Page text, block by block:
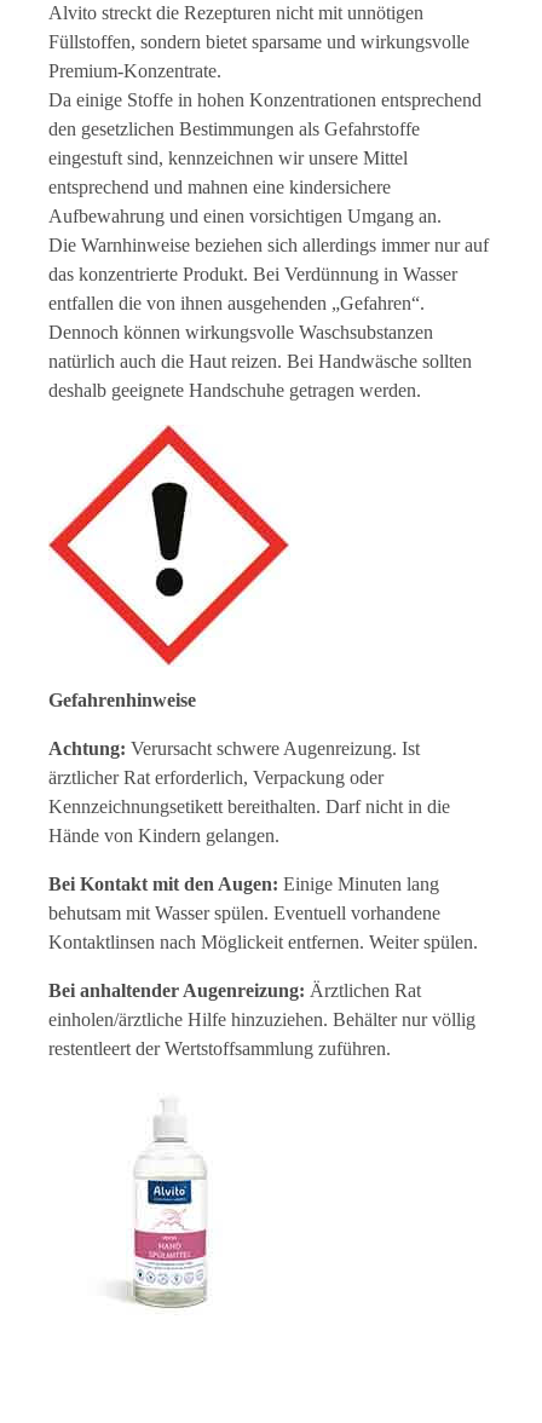
Alvito streckt die Rezepturen nicht mit unnötigen
Füllstoffen, sondern bietet sparsame und wirkungsvolle
Premium-Konzentrate.
Da einige Stoffe in hohen Konzentrationen entsprechend
den gesetzlichen Bestimmungen als Gefahrstoffe
eingestuft sind, kennzeichnen wir unsere Mittel
entsprechend und mahnen eine kindersichere
Aufbewahrung und einen vorsichtigen Umgang an.
Die Warnhinweise beziehen sich allerdings immer nur auf
das konzentrierte Produkt. Bei Verdünnung in Wasser
entfallen die von ihnen ausgehenden „Gefahren“.
Dennoch können wirkungsvolle Waschsubstanzen
natürlich auch die Haut reizen. Bei Handwäsche sollten
deshalb geeignete Handschuhe getragen werden.
Gefahrenhinweise
Achtung: Verursacht schwere Augenreizung. Ist
ärztlicher Rat erforderlich, Verpackung oder
Kennzeichnungsetikett bereithalten. Darf nicht in die
Hände von Kindern gelangen.
Bei Kontakt mit den Augen: Einige Minuten lang
behutsam mit Wasser spülen. Eventuell vorhandene
Kontaktlinsen nach Möglickeit entfernen. Weiter spülen.
Bei anhaltender Augenreizung: Ärztlichen Rat
einholen/ärztliche Hilfe hinzuziehen. Behälter nur völlig
restentleert der Wertstoffsammlung zuführen.